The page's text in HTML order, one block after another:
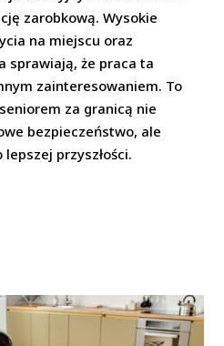
zarobkową. Wysokie
na miejscu oraz
sprawiają, że praca ta
zainteresowaniem. To
za granicą nie
bezpieczeństwo, ale
przyszłości.